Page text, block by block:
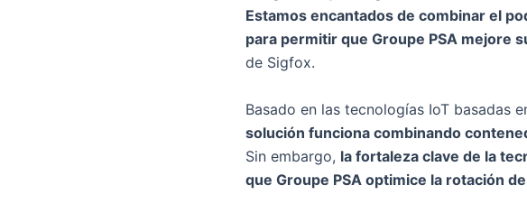
Estamos encantados de combinar el
para permitir que Groupe PSA mejore
de Sigfox.
Basado en las tecnologías IoT basadas
solución funciona combinando
Sin embargo, la fortaleza clave de la
que Groupe PSA optimice la rotación